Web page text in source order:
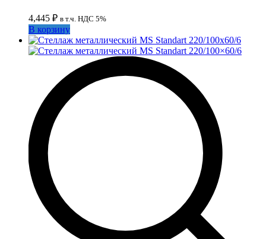
4,445 ₽ в т.ч. НДС 5%
В корзину